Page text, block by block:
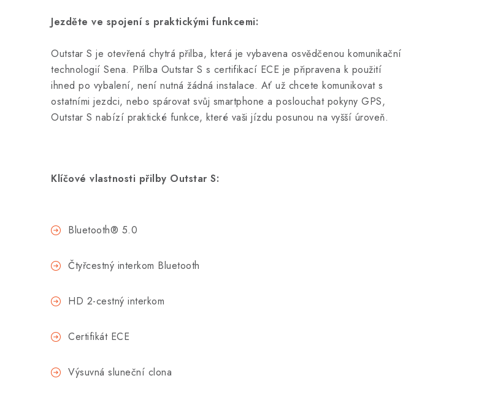
Jezděte ve spojení s praktickými funkcemi:
Outstar S je otevřená chytrá přilba, která je vybavena osvědčenou komunikační
technologií Sena. Přilba Outstar S s certifikací ECE je připravena k použití
ihned po vybalení, není nutná žádná instalace. Ať už chcete komunikovat s
ostatními jezdci, nebo spárovat svůj smartphone a poslouchat pokyny GPS,
Outstar S nabízí praktické funkce, které vaši jízdu posunou na vyšší úroveň.
Klíčové vlastnosti přilby Outstar S:
Bluetooth® 5.0
Čtyřcestný interkom Bluetooth
HD 2-cestný interkom
Certifikát ECE
Výsuvná sluneční clona